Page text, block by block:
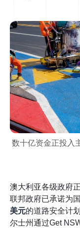
数十亿资金正投
澳大利亚各级政府
联邦政府已承诺为
美元的道路安全计
尔士州通过Get